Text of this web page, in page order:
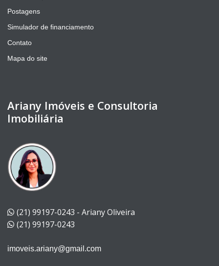
Postagens
Simulador de financiamento
Contato
Mapa do site
Ariany Imóveis e Consultoria
Imobiliária
(21) 99197-0243 - Ariany Oliveira
(21) 99197-0243
imoveis.ariany@gmail.com